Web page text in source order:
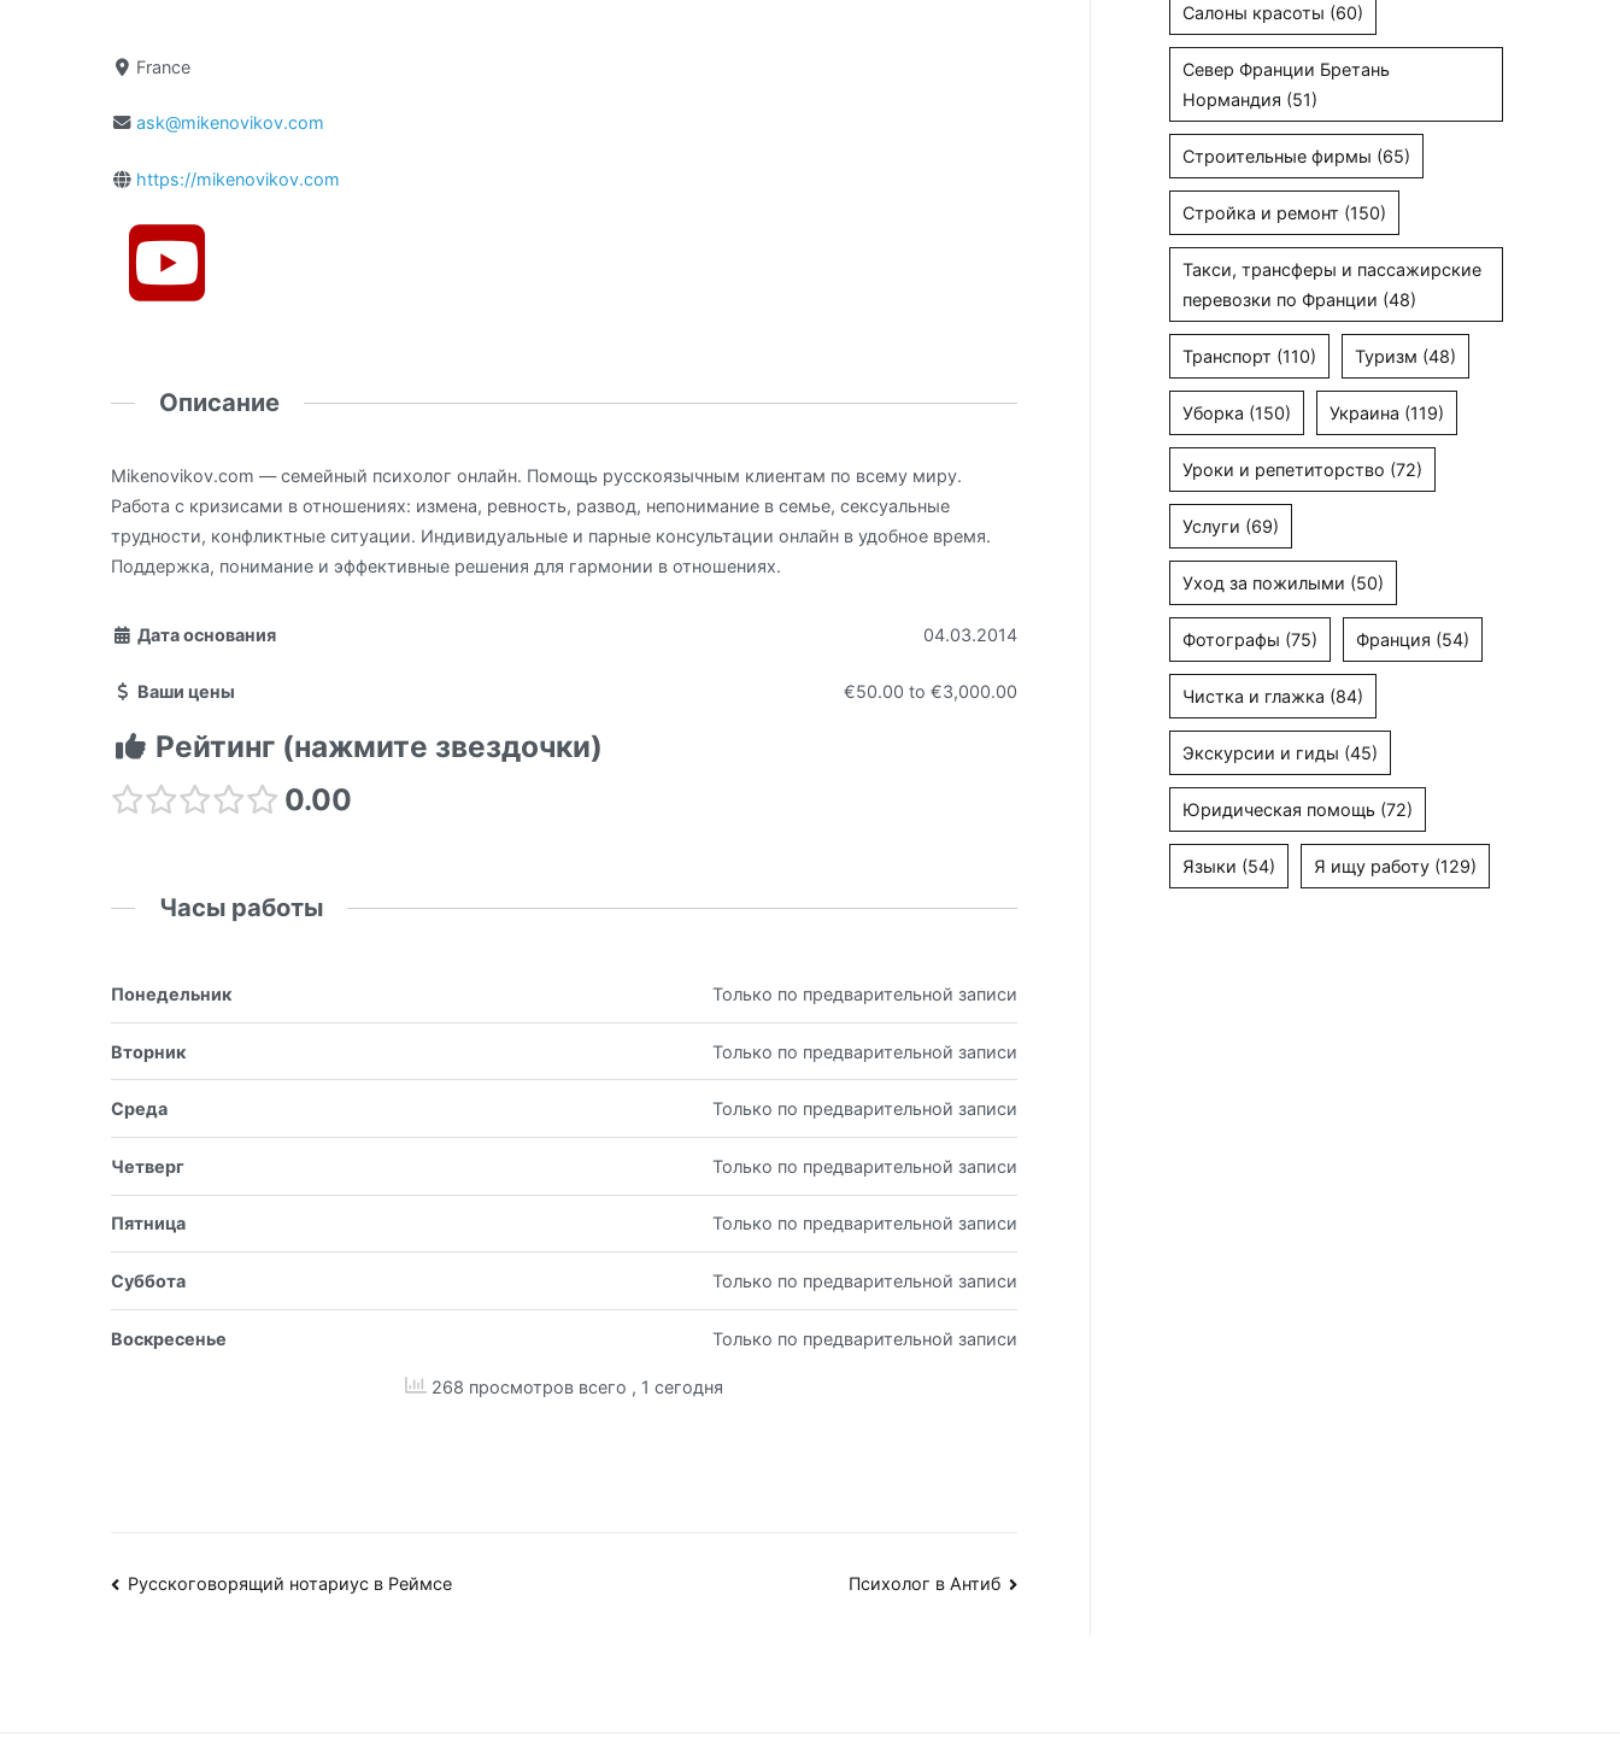
France
ask@mikenovikov.com
https://mikenovikov.com
Описание
Mikenovikov.com — семейный психолог онлайн. Помощь русскоязычным клиентам по всему миру.
Работа с кризисами в отношениях: измена, ревность, развод, непонимание в семье, сексуальные
трудности, конфликтные ситуации. Индивидуальные и парные консультации онлайн в удобное время.
Поддержка, понимание и эффективные решения для гармонии в отношениях.
Дата основания 04.03.2014
Ваши цены €50.00 to €3,000.00
Рейтинг (нажмите звездочки)
0.00
Часы работы
Понедельник Только по предварительной записи
Вторник Только по предварительной записи
Среда Только по предварительной записи
Четверг Только по предварительной записи
Пятница Только по предварительной записи
Суббота Только по предварительной записи
Воскресенье Только по предварительной записи
268 просмотров всего , 1 сегодня
Навигация
Русскоговорящий нотариус в Реймсе Психолог в Антиб
Салоны красоты (60)
Север Франции Бретань
Нормандия (51)
Строительные фирмы (65)
Стройка и ремонт (150)
Такси, трансферы и пассажирские
перевозки по Франции (48)
Транспорт (110) Туризм (48)
Уборка (150) Украина (119)
Уроки и репетиторство (72)
Услуги (69)
Уход за пожилыми (50)
Фотографы (75) Франция (54)
Чистка и глажка (84)
Экскурсии и гиды (45)
Юридическая помощь (72)
Языки (54) Я ищу работу (129)